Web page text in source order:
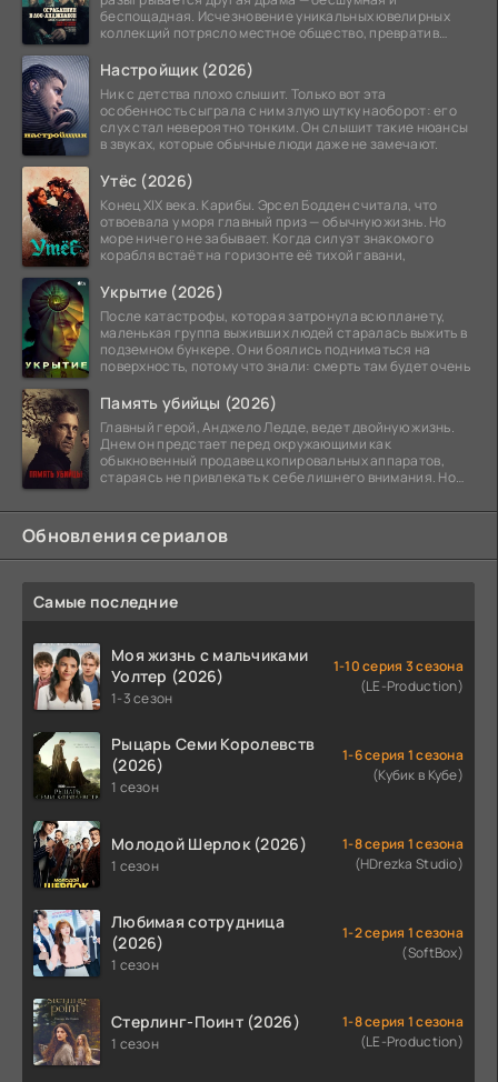
беспощадная. Исчезновение уникальных ювелирных
коллекций потрясло местное общество, превратив
Настройщик (2026)
Ник с детства плохо слышит. Только вот эта
особенность сыграла с ним злую шутку наоборот: его
слух стал невероятно тонким. Он слышит такие нюансы
в звуках, которые обычные люди даже не замечают.
Утёс (2026)
Конец XIX века. Карибы. Эрсел Бодден считала, что
отвоевала у моря главный приз — обычную жизнь. Но
море ничего не забывает. Когда силуэт знакомого
корабля встаёт на горизонте её тихой гавани,
Укрытие (2026)
После катастрофы, которая затронула всю планету,
маленькая группа выживших людей старалась выжить в
подземном бункере. Они боялись подниматься на
поверхность, потому что знали: смерть там будет очень
Память убийцы (2026)
Главный герой, Анджело Ледде, ведет двойную жизнь.
Днем он предстает перед окружающими как
обыкновенный продавец копировальных аппаратов,
стараясь не привлекать к себе лишнего внимания. Но
Обновления сериалов
Самые последние
Моя жизнь с мальчиками
Уолтер (2026)
1-3 сезон
1-10 серия 3 сезона
(LE-Production)
Рыцарь Семи Королевств
(2026)
1 сезон
1-6 серия 1 сезона
(Кубик в Кубе)
Молодой Шерлок (2026)
1 сезон
1-8 серия 1 сезона
(HDrezka Studio)
Любимая сотрудница
(2026)
1 сезон
1-2 серия 1 сезона
(SoftBox)
Стерлинг-Поинт (2026)
1 сезон
1-8 серия 1 сезона
(LE-Production)